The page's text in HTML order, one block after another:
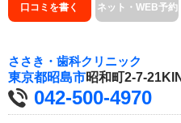
口コミを書く ネット・WEB予約
ささき・歯科クリニック
東京都昭島市昭和町2-7-
042-500-4970